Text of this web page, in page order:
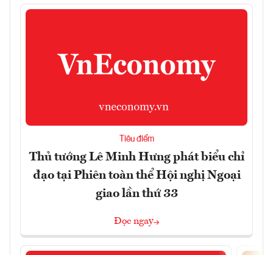
Tiêu điểm
Thủ tướng Lê Minh Hưng phát biểu chỉ
đạo tại Phiên toàn thể Hội nghị Ngoại
giao lần thứ 33
Đọc ngay